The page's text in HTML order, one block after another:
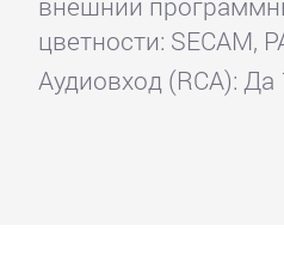
цветности: SECAM,
Аудиовход (RCA):
KFA2